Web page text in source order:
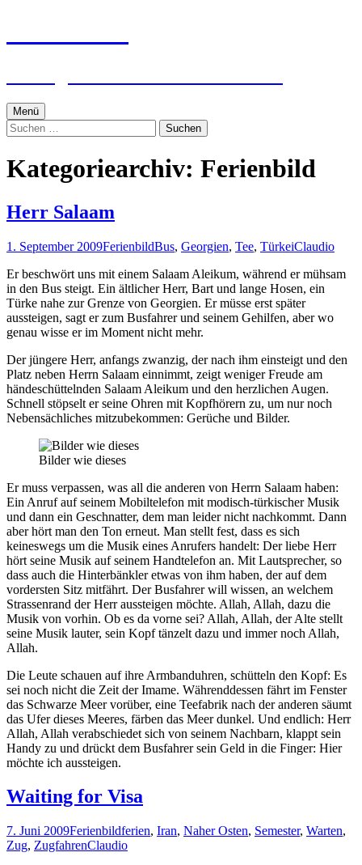
Menü
Suchen
nach:
Kategoriearchiv: Ferienbild
Herr Salaam
1. September 2009FerienbildBus, Georgien, Tee, TürkeiClaudio
Er beschwört uns mit einem Salaam Aleikum, während er mühsam
in den Bus steigt. Ein ältlicher Herr, Bart und lange Hosen, ein
Türke nahe zur Grenze von Georgien. Er müsse erst später
aussteigen, sagt er zum Busfahrer und seinem Gehilfen, aber wo
genau wisse er im Moment nicht mehr.
Der jüngere Herr, anfangs zwanzig, der nach ihm einsteigt und den
Platz neben Herrn Salaam einnimmt, zeigt weniger Freude am
händeschüttelnden Salaam Aleikum und den herzlichen Augen.
Schnell stöpselt er seine Ohren mit Kopfhörern zu, um nur noch
Nebensächliches mitzubekommen: Gerüche und Bilder.
Bilder wie dieses
Er muss verpassen, was all die anderen von Herrn Salaam haben:
Ein Anruf auf seinem Mobiltelefon mit modisch-türkischer Musik
und dann ein Geschnatter, dem man leider nicht nachkommt. Dann
aber hört man den Ton erneut. Man stellt fest, dass es sich
keineswegs um die Musik eines Anrufers handelt: Der liebe Herr
hört seine Musik auf seinem Handtelefon an. Mit Lautsprecher, so
dass auch die Hinterbänkler etwas von ihm haben, der auf dem
vordersten Sitz mitfährt. Der Busfahrer will wissen, an welchem
Strassenrand der Herr aussteigen möchte. Allah, Allah, dazu die
Musik von vorhin. Ob es da vorne sei? Allah, Allah, der Alte stellt
seine Musik lauter, sein Kopf tänzelt dazu und immer noch Allah,
Allah.
Die Leute schauen auf ihre Armbanduhren, schütteln den Kopf: Es
sei noch nicht die Zeit der Imame. Währenddessen fährt im Fenster
das Schwarze Meer vorüber, eine Teefabrik nach der anderen säumt
das Ufer dieses Meeres, färben das Meer dunkel. Und endlich: Herr
Allah, Allah verabschiedet sich von seinem Nachbarn, klappt sein
Handy zu und drückt dem Busfahrer sein Geld in die Finger: Hier
möchte ich aussteigen.
Waiting for Visa
7. Juni 2009Ferienbildferien, Iran, Naher Osten, Semester, Warten,
Zug, ZugfahrenClaudio